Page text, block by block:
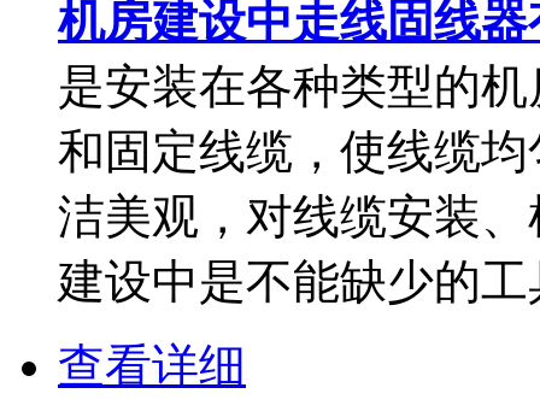
机房建设中走线固线
是安装在各种类型的
和固定线缆，使线缆
洁美观，对线缆安装
建设中是不能缺少的
查看详细